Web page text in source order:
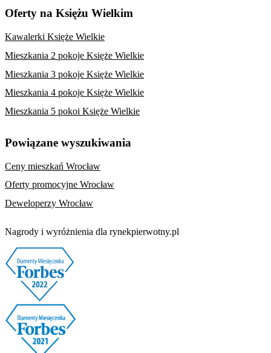
Oferty na Księżu Wielkim
Kawalerki Księże Wielkie
Mieszkania 2 pokoje Księże Wielkie
Mieszkania 3 pokoje Księże Wielkie
Mieszkania 4 pokoje Księże Wielkie
Mieszkania 5 pokoi Księże Wielkie
Powiązane wyszukiwania
Ceny mieszkań Wrocław
Oferty promocyjne Wrocław
Deweloperzy Wrocław
Nagrody i wyróżnienia dla rynekpierwotny.pl